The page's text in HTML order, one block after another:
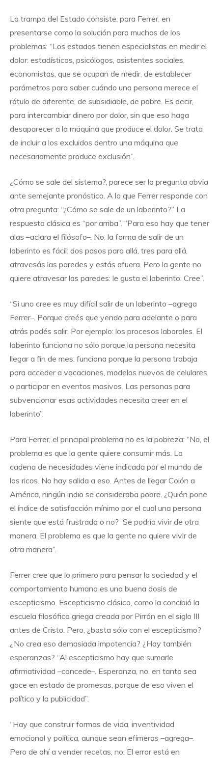
La trampa del Estado consiste, para Ferrer, en
presentarse como la solución para muchos de los
problemas: “Los estados tienen especialistas en medir el
dolor: estadísticos, psicólogos, asistentes sociales,
economistas, que se ocupan de medir, de establecer
parámetros para saber cuándo una persona merece el
rótulo de diferente, de subsidiable, de pobre. Es decir,
para intercambiar dinero por dolor, sin que eso haga
desaparecer a la máquina que produce el dolor. Se trata
de incluir a los excluidos dentro una máquina que
necesariamente produce exclusión”.
¿Cómo se sale del sistema?, parece ser la pregunta obvia
ante semejante pronóstico. A lo que Ferrer responde con
otra pregunta: “¿Cómo se sale de un laberinto?” La
respuesta clásica es “por arriba”. “Para eso hay que tener
alas –aclara el filósofo–. No, la forma de salir de un
laberinto es fácil: dos pasos para allá, tres para allá,
atravesás las paredes y estás afuera. Pero la gente no
quiere atravesar las paredes: le gusta el laberinto. Cree”.
“Si uno cree es muy difícil salir de un laberinto –agrega
Ferrer–. Porque creés que yendo para adelante o para
atrás podés salir. Por ejemplo: los procesos laborales. El
laberinto funciona no sólo porque la persona necesita
llegar a fin de mes: funciona porque la persona trabaja
para acceder a vacaciones, modelos nuevos de celulares
o participar en eventos masivos. Las personas para
subvencionar esas actividades necesita creer en el
laberinto”.
Para Ferrer, el principal problema no es la pobreza: “No, el
problema es que la gente quiere consumir más. La
cadena de necesidades viene indicada por el mundo de
los ricos. No hay salida a eso. Antes de llegar Colón a
América, ningún indio se consideraba pobre. ¿Quién pone
el índice de satisfacción mínimo por el cual una persona
siente que está frustrada o no? Se podría vivir de otra
manera. El problema es que la gente no quiere vivir de
otra manera”.
Ferrer cree que lo primero para pensar la sociedad y el
comportamiento humano es una buena dosis de
escepticismo. Escepticismo clásico, como la concibió la
escuela filosófica griega creada por Pirrón en el siglo III
antes de Cristo. Pero, ¿basta sólo con el escepticismo?
¿No crea eso demasiada impotencia? ¿Hay también
esperanzas? “Al escepticismo hay que sumarle
afirmatividad –concede–. Esperanza, no, en tanto sea
goce en estado de promesas, porque de eso viven el
político y la publicidad”.
“Hay que construir formas de vida, inventividad
emocional y política, aunque sean efímeras –agrega–.
Pero de ahí a vender recetas, no. El error está en